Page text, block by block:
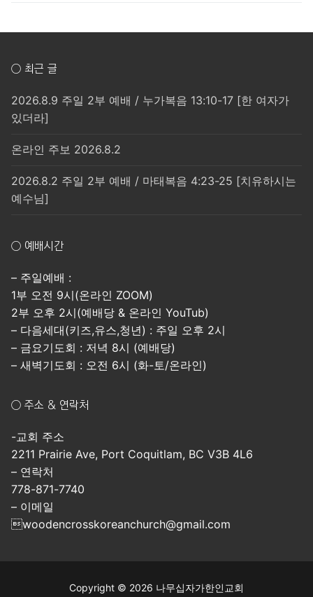
○ 최근 글
2026.8.9 주일 2부 예배 / 누가복음 13:10-17 [한 여자가
있더라]
온라인 주보 2026.8.2
2026.8.2 주일 2부 예배 / 마태복음 4:23-25 [치유하시는
예수님]
○ 예배시간
– 주일예배 :
1부 오전 9시(온라인 ZOOM)
2부 오후 2시(예배당 & 온라인 YouTub)
– 다음세대(키즈,유스,청년) : 주일 오후 2시
– 금요기도회 : 저녁 8시 (예배당)
– 새벽기도회 : 오전 6시 (화-토/온라인)
○ 주소 & 연락처
-교회 주소
2211 Prairie Ave, Port Coquitlam, BC V3B 4L6
– 연락처
778-871-7740
– 이메일
woodencrosskoreanchurch@gmail.com
Copyright © 2026 나무십자가한인교회